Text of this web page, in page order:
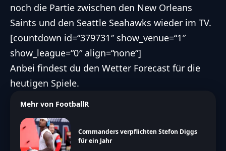
noch die Partie zwischen den New Orleans
Saints und den Seattle Seahawks wieder im TV.
[countdown id=“379731″ show_venue=“1″
show_league=“0″ align=“none“]
Anbei findest du den Wetter Forecast für die
heutigen Spiele.
Mehr von FootballR
Commanders verpflichten Stefon Diggs
für ein Jahr